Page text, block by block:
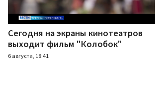
Сегодня на экраны кинотеатров
выходит фильм "Колобок"
6 августа, 18:41